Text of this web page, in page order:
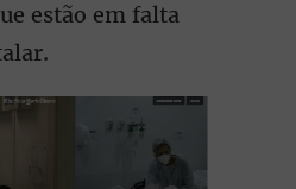
estão em falta